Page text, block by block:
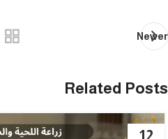
Newer
Related Posts
12